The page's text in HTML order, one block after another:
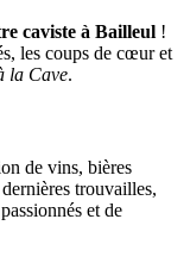
caviste à Bailleul !
les coups de cœur et
la Cave.
de vins, bières
trouvailles,
et de